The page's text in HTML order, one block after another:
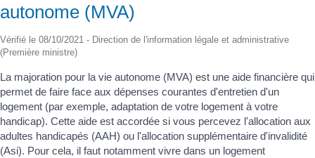
autonome (MVA)
Vérifié le 08/10/2021 - Direction de l'information légale et administrative
(Première ministre)
La majoration pour la vie autonome (MVA) est une aide financière qui
permet de faire face aux dépenses courantes d'entretien d'un
logement (par exemple, adaptation de votre logement à votre
handicap). Cette aide est accordée si vous percevez l'allocation aux
adultes handicapés (AAH) ou l'allocation supplémentaire d'invalidité
(Asi). Pour cela, il faut notamment vivre dans un logement